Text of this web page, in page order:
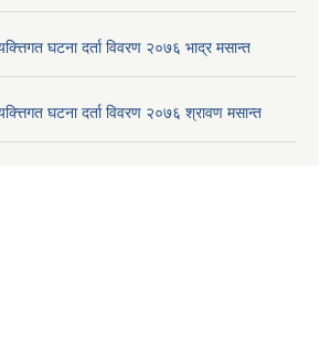
घटना दर्ता विवरण २०७६ भाद्र मसान्त
घटना दर्ता विवरण २०७६ श्रावण मसान्त